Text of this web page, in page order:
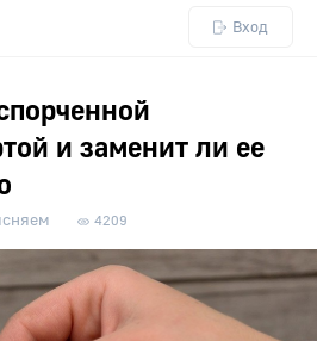
Вход
и заменит ли ее
4209